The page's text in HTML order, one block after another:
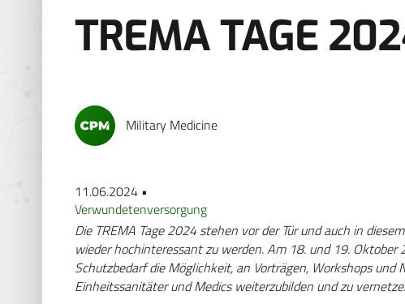
TREMA TAGE
Military Medicine
11.06.2024 •
Verwundetenversorgung
Die TREMA Tage 2024 stehen vor der Tür und auch in
wieder hochinteressant zu werden. Am 18. und 19.
Schutzbedarf die Möglichkeit, an Vorträgen, Workshops
Einheitssanitäter und Medics weiterzubilden und zu